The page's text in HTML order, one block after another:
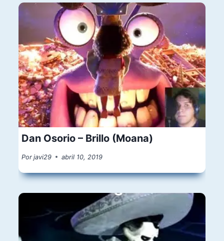
Dan Osorio – Brillo (Moana)
Por javi29 abril 10, 2019